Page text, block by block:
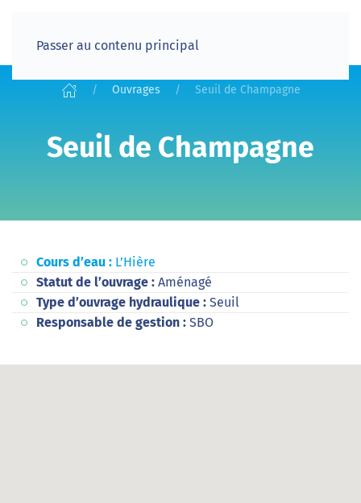
Passer au contenu principal
Ouvrages Seuil de Champagne
Seuil de Champagne
Cours d’eau : L’Hière
Statut de l’ouvrage : Aménagé
Type d’ouvrage hydraulique : Seuil
Responsable de gestion : SBO